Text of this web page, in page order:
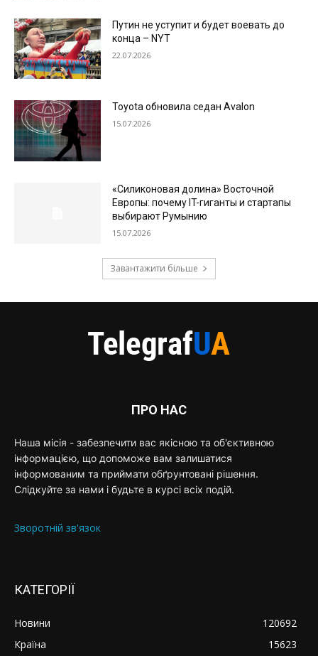
Путин не уступит и будет воевать до
конца – NYT
22.07.2026
Toyota обновила седан Avalon
15.07.2026
«Силиконовая долина» Восточной
Европы: почему IT-гиганты и стартапы
выбирают Румынию
15.07.2026
Завантажити більше
ПРО НАС
Наша місія - забезпечити вас якісною та об'єктивною
інформацією, що допоможе вам залишатися
інформованим та приймати обґрунтовані рішення.
Слідкуйте за нами і будьте в курсі всіх подій.
Зворотній зв'язок
КАТЕГОРІЇ
Новини
120692
Країна
15623